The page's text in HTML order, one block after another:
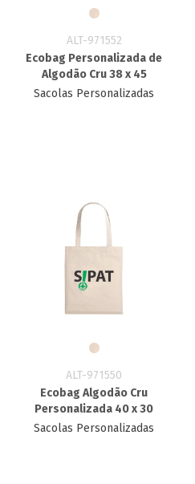
ALT-971552
Ecobag Personalizada​ de
Algodão Cru 38 x 45
Sacolas Personalizadas
ALT-971550
Ecobag Algodão Cru
Personalizada 40 x 30
Sacolas Personalizadas